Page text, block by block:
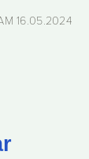
16.05.2024